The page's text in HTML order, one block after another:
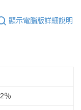
顯示電腦版詳細說明
％